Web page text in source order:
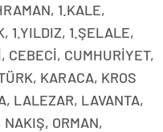
1.KALE,
1.YILDIZ, 1.ŞELALE,
CEBECİ, CUMHURİYET,
KARACA, KROS
LALEZAR, LAVANTA,
NAKIŞ, ORMAN,